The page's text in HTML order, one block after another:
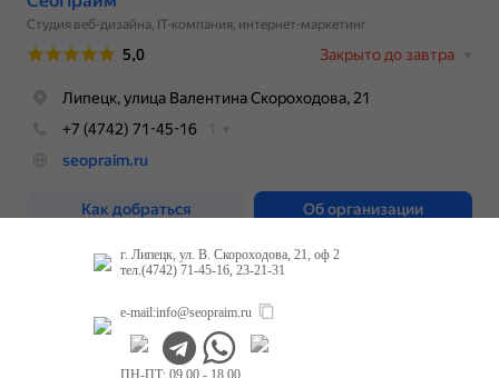
г. Липецк, ул. В. Скороходова, 21, оф 2
тел.(4742) 71-45-16, 23-21-31
e-mail:info@seopraim.ru
ПН-ПТ: 09.00 - 18.00